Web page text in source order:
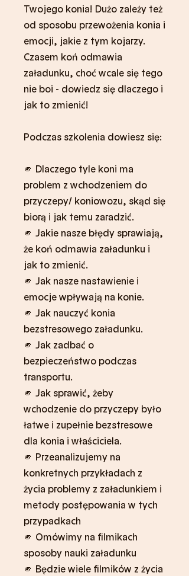
Twojego konia! Dużo zależy też
od sposobu przewożenia konia i
emocji, jakie z tym kojarzy.
Czasem koń odmawia
załadunku, choć wcale się tego
nie boi - dowiedz się dlaczego i
jak to zmienić!
Podczas szkolenia dowiesz się:
🫵 Dlaczego tyle koni ma
problem z wchodzeniem do
przyczepy/ koniowozu, skąd się
biorą i jak temu zaradzić.
🫵 Jakie nasze błędy sprawiają,
że koń odmawia załadunku i
jak to zmienić.
🫵 Jak nasze nastawienie i
emocje wpływają na konie.
🫵 Jak nauczyć konia
bezstresowego załadunku.
🫵 Jak zadbać o
bezpieczeństwo podczas
transportu.
🫵 Jak sprawić, żeby
wchodzenie do przyczepy było
łatwe i zupełnie bezstresowe
dla konia i właściciela.
🫵 Przeanalizujemy na
konkretnych przykładach z
życia problemy z załadunkiem i
metody postępowania w tych
przypadkach
🫵 Omówimy na filmikach
sposoby nauki załadunku
🫵 Będzie wiele filmików z życia